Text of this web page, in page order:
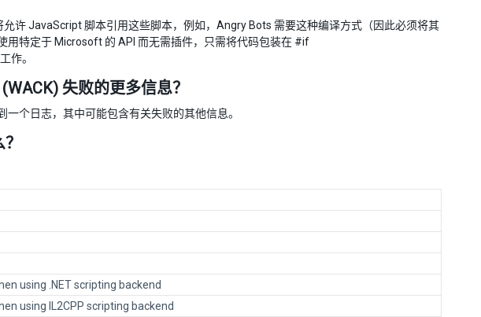
许 JavaScript 脚本引用这些脚本，例如，Angry Bots 需要这种编译方式（因此必须将其
特定于 Microsoft 的 API 而无需插件，只需将代码包装在 #if
作。
失败的更多信息？
个日志，其中可能包含有关失败的其他信息。
using .NET scripting backend
using IL2CPP scripting backend